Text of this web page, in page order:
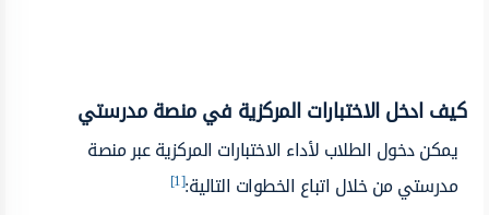
كيف ادخل الاختبارات المركزية في منصة مدرستي
يمكن دخول الطلاب لأداء الاختبارات المركزية عبر منصة
مدرستي من خلال اتباع الخطوات التالية:[1]